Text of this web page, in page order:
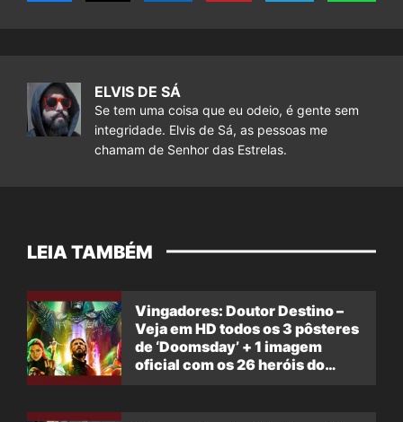
ELVIS DE SÁ
Se tem uma coisa que eu odeio, é gente sem
integridade. Elvis de Sá, as pessoas me
chamam de Senhor das Estrelas.
LEIA TAMBÉM
Vingadores: Doutor Destino –
Veja em HD todos os 3 pôsteres
de ‘Doomsday’ + 1 imagem
oficial com os 26 heróis do